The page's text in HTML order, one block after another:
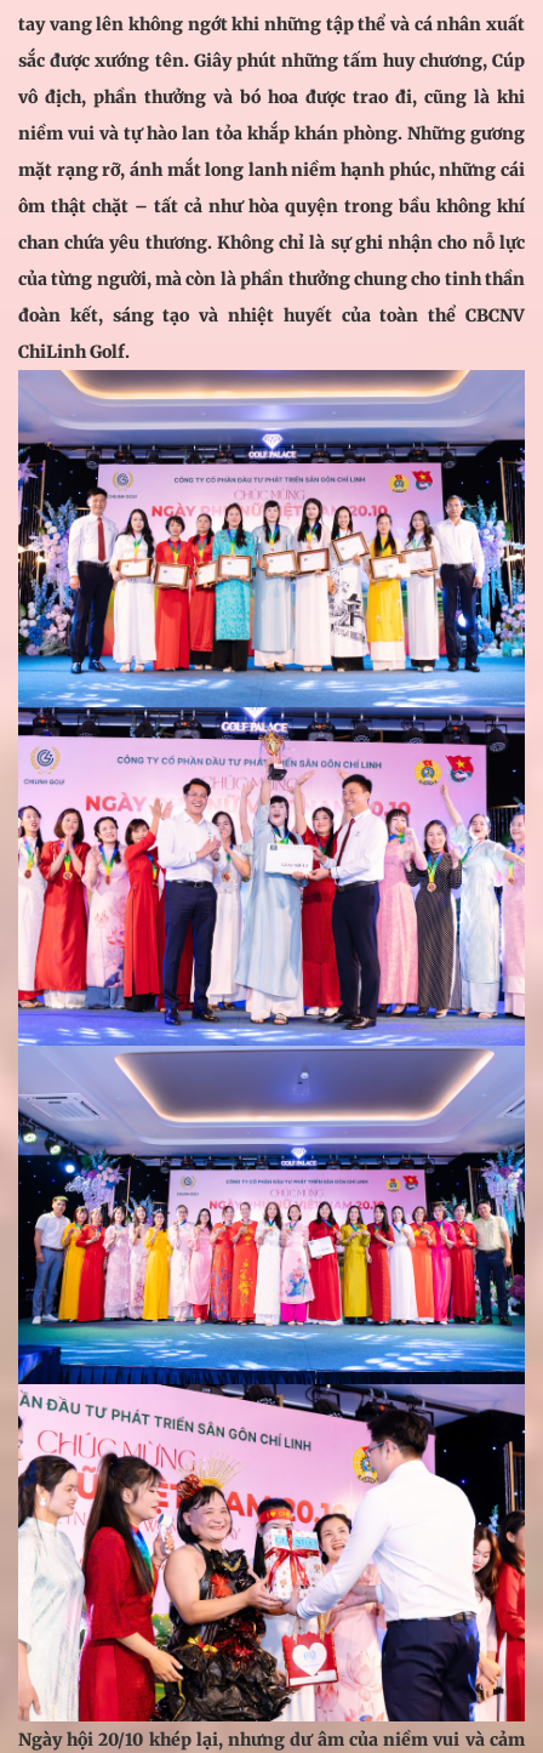
tay vang lên không ngớt khi những tập thể và cá nhân xuất
sắc được xướng tên. Giây phút những tấm huy chương, Cúp
vô địch, phần thưởng và bó hoa được trao đi, cũng là khi
niềm vui và tự hào lan tỏa khắp khán phòng. Những gương
mặt rạng rỡ, ánh mắt long lanh niềm hạnh phúc, những cái
ôm thật chặt – tất cả như hòa quyện trong bầu không khí
chan chứa yêu thương. Không chỉ là sự ghi nhận cho nỗ lực
của từng người, mà còn là phần thưởng chung cho tinh thần
đoàn kết, sáng tạo và nhiệt huyết của toàn thể CBCNV
ChiLinh Golf.
Ngày hội 20/10 khép lại, nhưng dư âm của niềm vui và cảm